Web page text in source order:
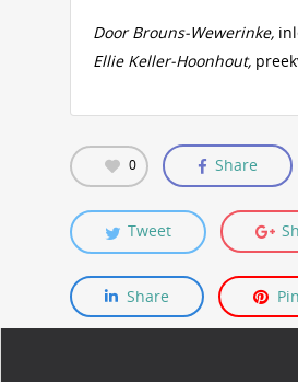
Door Brouns-Wewerinke,
Ellie Keller-Hoonhout,
0 Share
Tweet
Share Pin